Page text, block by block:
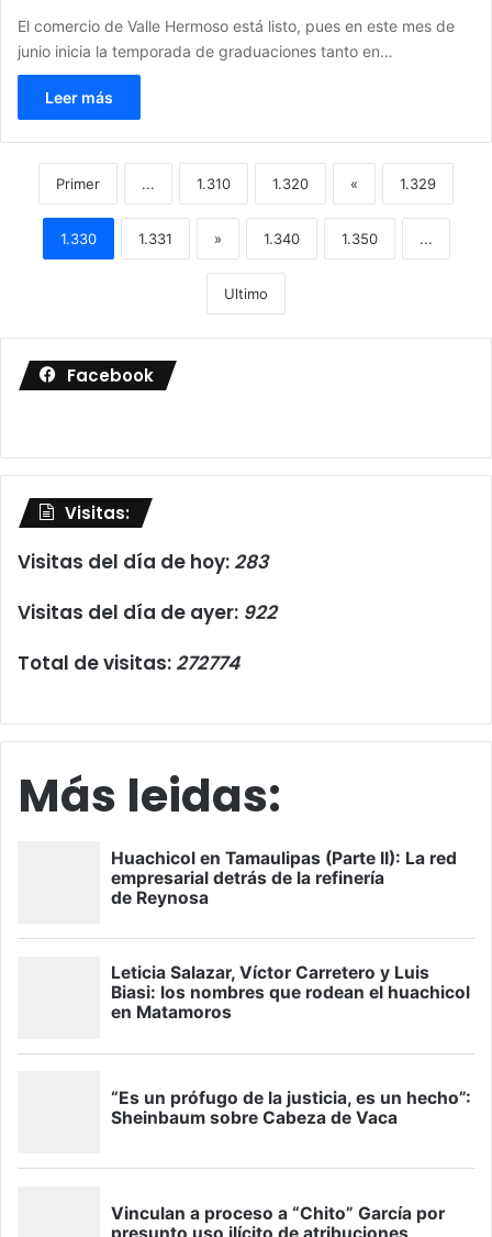
El comercio de Valle Hermoso está listo, pues en este mes de
junio inicia la temporada de graduaciones tanto en…
Leer más
Primer ... 1.310 1.320 « 1.329
1.330 1.331 » 1.340 1.350 ...
Ultimo
Facebook
Visitas:
Visitas del día de hoy: 283
Visitas del día de ayer: 922
Total de visitas: 272774
Más leidas: